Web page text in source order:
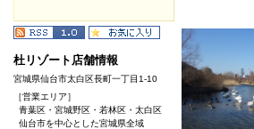
杜リゾート店舗情報
宮城県仙台市太白区長町一丁目1-10
［営業エリア］
青葉区・宮城野区・若林区・太白区
仙台市を中心とした宮城県全域